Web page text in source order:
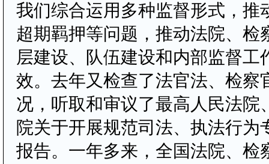
我们综合运用多种监督形式，推
超期羁押等问题，推动法院、检
层建设、队伍建设和内部监督工
效。去年又检查了法官法、检察
况，听取和审议了最高人民法院
院关于开展规范司法、执法行为
报告。一年多来，全国法院、检